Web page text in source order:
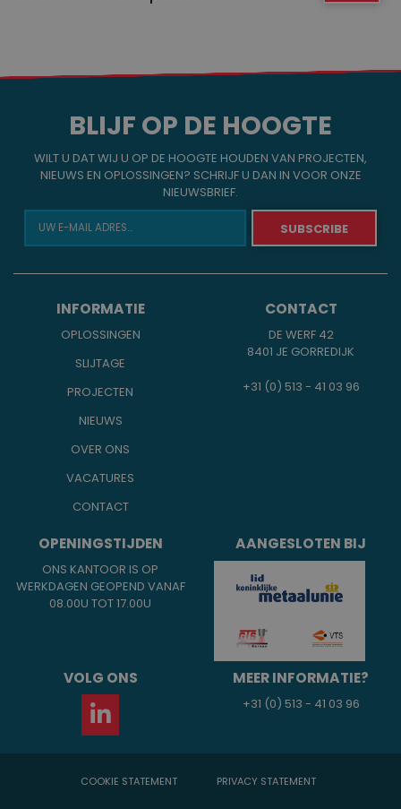
BLIJF OP DE HOOGTE
WILT U DAT WIJ U OP DE HOOGTE HOUDEN VAN PROJECTEN,
NIEUWS EN OPLOSSINGEN? SCHRIJF U DAN IN VOOR ONZE
NIEUWSBRIEF.
INFORMATIE
OPLOSSINGEN
SLIJTAGE
PROJECTEN
NIEUWS
OVER ONS
VACATURES
CONTACT
CONTACT
DE WERF 42
8401 JE GORREDIJK
+31 (0) 513 - 41 03 96
OPENINGSTIJDEN
ONS KANTOOR IS OP
WERKDAGEN GEOPEND VANAF
08.00U TOT 17.00U
AANGESLOTEN BIJ
VOLG ONS MEER INFORMATIE?
+31 (0) 513 - 41 03 96
COOKIE STATEMENT PRIVACY STATEMENT